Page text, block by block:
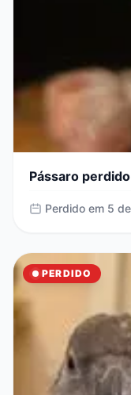
Pássaro
Perdido em 5
PERDIDO